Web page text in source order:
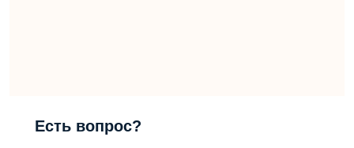
Есть вопрос?